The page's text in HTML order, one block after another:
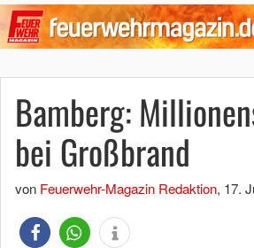
Bamberg:
bei Großbrand
von Feuerwehr-Magazin Redaktion, 17.